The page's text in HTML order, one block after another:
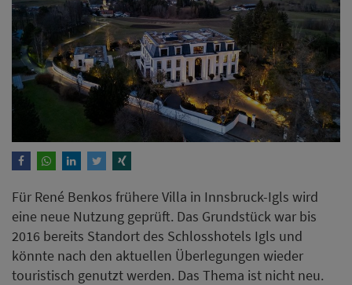
Für René Benkos frühere Villa in Innsbruck-Igls wird
eine neue Nutzung geprüft. Das Grundstück war bis
2016 bereits Standort des Schlosshotels Igls und
könnte nach den aktuellen Überlegungen wieder
touristisch genutzt werden. Das Thema ist nicht neu.